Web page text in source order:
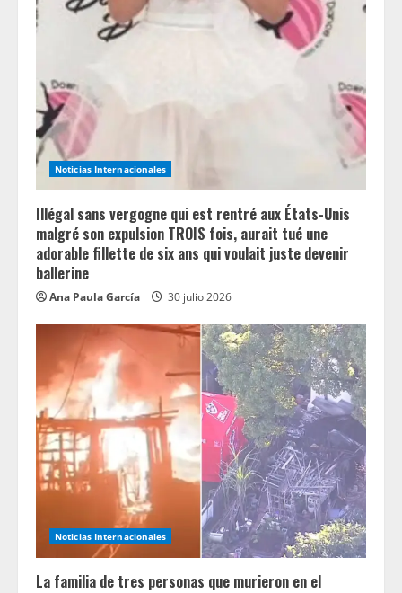
Noticias Internacionales
Illégal sans vergogne qui est rentré aux États-Unis
malgré son expulsion TROIS fois, aurait tué une
adorable fillette de six ans qui voulait juste devenir
ballerine
Ana Paula García 30 julio 2026
Noticias Internacionales
La familia de tres personas que murieron en el